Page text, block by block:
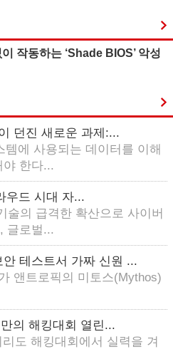
작동하는 ‘Shade BIOS’ 악성
던진 새로운 과제:...
에 사용되는 데이터를 이해
한다...
우드 시대 자...
술의 급격한 확산으로 사이버
글로벌...
테스트서 가짜 신원 ...
앤트로픽의 미토스(Mythos)
의 해킹대회 열린...
도 해킹대회에서 실력을 겨